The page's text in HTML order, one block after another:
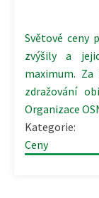
Světové ceny
zvýšily a
maximum.
zdražování
Organizace
Kategorie:
Ceny